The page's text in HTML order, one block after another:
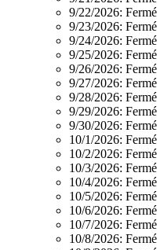
9/22/2026: Fermé
9/23/2026: Fermé
9/24/2026: Fermé
9/25/2026: Fermé
9/26/2026: Fermé
9/27/2026: Fermé
9/28/2026: Fermé
9/29/2026: Fermé
9/30/2026: Fermé
10/1/2026: Fermé
10/2/2026: Fermé
10/3/2026: Fermé
10/4/2026: Fermé
10/5/2026: Fermé
10/6/2026: Fermé
10/7/2026: Fermé
10/8/2026: Fermé